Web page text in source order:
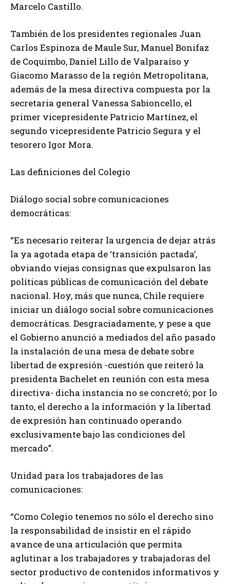
Marcelo Castillo.
También de los presidentes regionales Juan
Carlos Espinoza de Maule Sur, Manuel Bonifaz
de Coquimbo, Daniel Lillo de Valparaíso y
Giacomo Marasso de la región Metropolitana,
además de la mesa directiva compuesta por la
secretaria general Vanessa Sabioncello, el
primer vicepresidente Patricio Martínez, el
segundo vicepresidente Patricio Segura y el
tesorero Igor Mora.
Las definiciones del Colegio
Diálogo social sobre comunicaciones
democráticas:
“Es necesario reiterar la urgencia de dejar atrás
la ya agotada etapa de ‘transición pactada’,
obviando viejas consignas que expulsaron las
políticas públicas de comunicación del debate
nacional. Hoy, más que nunca, Chile requiere
iniciar un diálogo social sobre comunicaciones
democráticas. Desgraciadamente, y pese a que
el Gobierno anunció a mediados del año pasado
la instalación de una mesa de debate sobre
libertad de expresión -cuestión que reiteró la
presidenta Bachelet en reunión con esta mesa
directiva- dicha instancia no se concretó; por lo
tanto, el derecho a la información y la libertad
de expresión han continuado operando
exclusivamente bajo las condiciones del
mercado”.
Unidad para los trabajadores de las
comunicaciones:
“Como Colegio tenemos no sólo el derecho sino
la responsabilidad de insistir en el rápido
avance de una articulación que permita
aglutinar a los trabajadores y trabajadoras del
sector productivo de contenidos informativos y